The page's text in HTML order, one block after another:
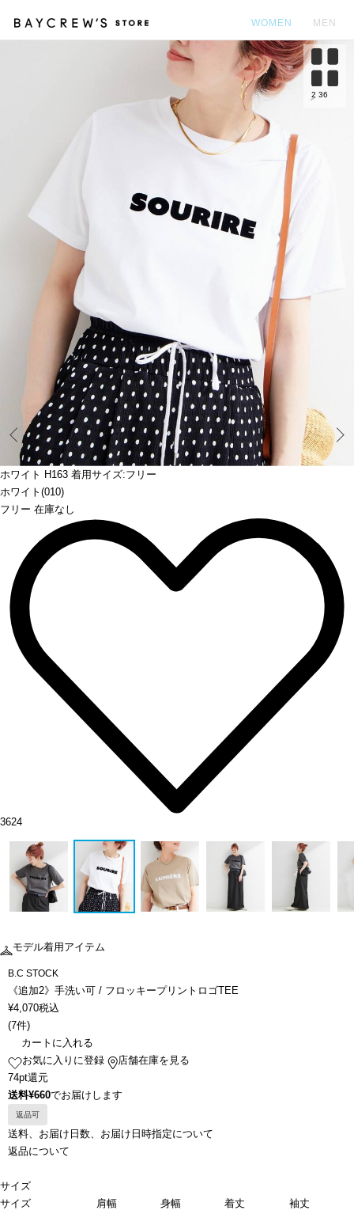
WOMEN MEN
ホワイト H163 着用サイズ:フリー
ホワイト(010)
フリー 在庫なし
Prev
2 36
3624
モデル着用アイテム
B.C STOCK
《追加2》手洗い可 / フロッキープリントロゴTEE
¥4,070税込
(7件)
カートに入れる
お気に入りに登録
店舗在庫を見る
74pt還元
送料¥660でお届けします
返品可
送料、お届け日数、お届け日時指定について
返品について
サイズ
サイズ
肩幅 身幅 着丈
袖丈